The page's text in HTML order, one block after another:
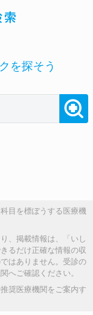
を探そう
目を標ぼうする医療機
、掲載情報は、「いし
るだけ正確な情報の収
はありません。受診の
へご確認ください。
奨医療機関をご案内す